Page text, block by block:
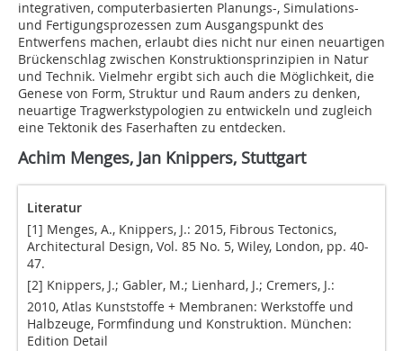
integrativen, computerbasierten Planungs-, Simulations-
und Fertigungsprozessen zum Ausgangspunkt des
Entwerfens machen, erlaubt dies nicht nur einen neuartigen
Brückenschlag zwischen Konstruktionsprinzipien in Natur
und Technik. Vielmehr ergibt sich auch die Möglichkeit, die
Genese von Form, Struktur und Raum anders zu denken,
neuartige Tragwerkstypologien zu entwickeln und zugleich
eine Tektonik des Faserhaften zu entdecken.
Achim Menges, Jan Knippers, Stuttgart
Literatur
[1] Menges, A., Knippers, J.: 2015, Fibrous Tectonics,
Architectural Design, Vol. 85 No. 5, Wiley, London, pp. 40-
47.
[2] Knippers, J.; Gabler, M.; Lienhard, J.; Cremers, J.:
2010, Atlas Kunststoffe + Membranen: Werkstoffe und
Halbzeuge, Formfindung und Konstruktion. München:
Edition Detail